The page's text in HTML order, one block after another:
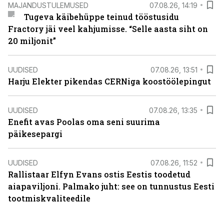
MAJANDUSTULEMUSED 07.08.26, 14:19
Tugeva käibehüppe teinud tööstusidu
Fractory jäi veel kahjumisse. “Selle aasta siht on
20 miljonit”
UUDISED 07.08.26, 13:51
Harju Elekter pikendas CERNiga koostöölepingut
UUDISED 07.08.26, 13:35
Enefit avas Poolas oma seni suurima
päikesepargi
UUDISED 07.08.26, 11:52
Rallistaar Elfyn Evans ostis Eestis toodetud
aiapaviljoni. Palmako juht: see on tunnustus Eesti
tootmiskvaliteedile